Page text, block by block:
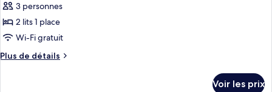
une
place
ce
type
de
chambre :
Suite
3 personnes
2 lits 1 place
Wi-Fi gratuit
Plus de détails
Plus
Voir les prix